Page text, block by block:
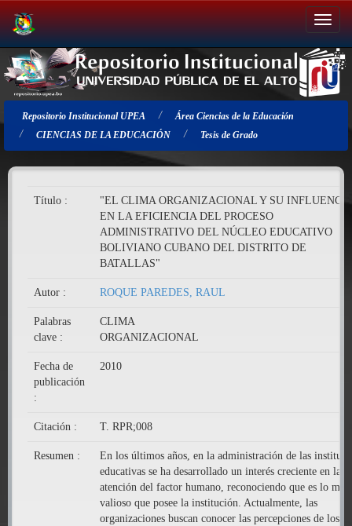
Salir
de
la
navegación
Repositorio Institucional UPEA
Área Ciencias de la Educación
CIENCIAS DE LA EDUCACIÓN
Tesis de Grado
Título :
"EL CLIMA ORGANIZACIONAL Y SU
EN LA EFICIENCIA DEL PROCESO
ADMINISTRATIVO DEL NÚCLEO EDUCATIVO
BOLIVIANO CUBANO DEL DISTRITO DE
BATALLAS"
Autor : ROQUE PAREDES, RAUL
Palabras
clave :
CLIMA
ORGANIZACIONAL
Fecha de
publicación
:
2010
Citación : T. RPR;008
Resumen :
En los últimos años, en la administración de las
educativas se ha desarrollado un interés creciente en la
atención del factor humano, reconociendo que es lo más
valioso que posee la institución. Actualmente, las
organizaciones buscan conocer las percepciones de los